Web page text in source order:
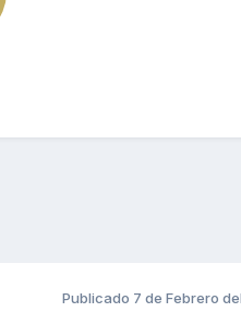
Publicado 7 de Febrero